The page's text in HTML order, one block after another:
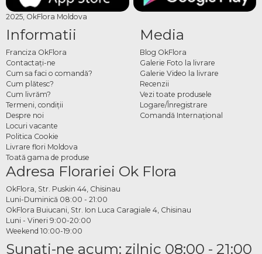
2025, OkFlora Moldova
Informatii
Franciza OkFlora
Contactaţi-ne
Cum sa faci o comandă?
Cum plătesc?
Cum livrăm?
Termeni, condiţii
Despre noi
Locuri vacante
Politica Cookie
Livrare flori Moldova
Toată gama de produse
Media
Blog OkFlora
Galerie Foto la livrare
Galerie Video la livrare
Recenzii
Vezi toate produsele
Logare/Înregistrare
Comandă Internațional
Adresa Florariei Ok Flora
OkFlora, Str. Puskin 44, Chisinau
Luni-Duminică 08:00 - 21:00
OkFlora Buiucani, Str. Ion Luca Caragiale 4, Chisinau
Luni - Vineri 9:00-20:00
Weekend 10:00-19:00
Sunaţi-ne acum: zilnic 08:00 - 21:00